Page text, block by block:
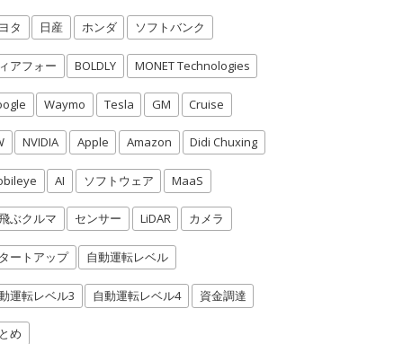
タ 日産 ホンダ ソフトバンク
アフォー BOLDLY MONET Technologies
Waymo Tesla GM Cruise
NVIDIA Apple Amazon Didi Chuxing
AI ソフトウェア MaaS
ぶクルマ センサー LiDAR カメラ
ートアップ 自動運転レベル
運転レベル3 自動運転レベル4 資金調達
め